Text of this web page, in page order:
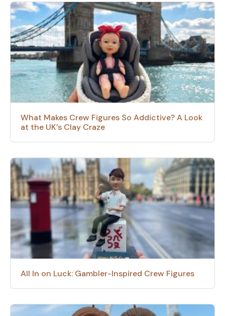
What Makes Crew Figures So Addictive? A Look
at the UK’s Clay Craze
All In on Luck: Gambler-Inspired Crew Figures